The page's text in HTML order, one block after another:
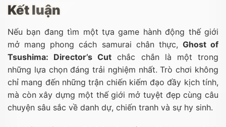
Kết luận
Nếu bạn đang tìm một tựa game hành động thế giới
mở mang phong cách samurai chân thực, Ghost of
Tsushima: Director’s Cut chắc chắn là một trong
những lựa chọn đáng trải nghiệm nhất. Trò chơi không
chỉ mang đến những trận chiến kiếm đạo đầy kịch tính,
mà còn xây dựng một thế giới mở tuyệt đẹp cùng câu
chuyện sâu sắc về danh dự, chiến tranh và sự hy sinh.